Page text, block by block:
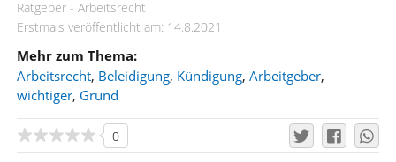
Ratgeber - Arbeitsrecht
Erstmals veröffentlicht am: 14.8.2021
Mehr zum Thema:
Arbeitsrecht, Beleidigung, Kündigung, Arbeitgeber,
wichtiger, Grund
0